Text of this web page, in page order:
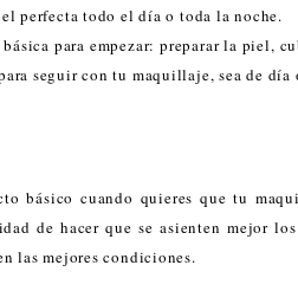
perfecta todo el día o toda la noche.
para empezar: preparar la piel,
seguir con tu maquillaje, sea de día
básico cuando quieres que tu
de hacer que se asienten mejor
las mejores condiciones.